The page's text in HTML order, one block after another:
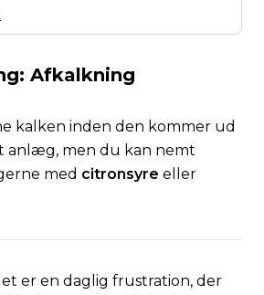
Afkalkning
kalken inden den kommer ud
anlæg, men du kan nemt
med citronsyre eller
er en daglig frustration, der